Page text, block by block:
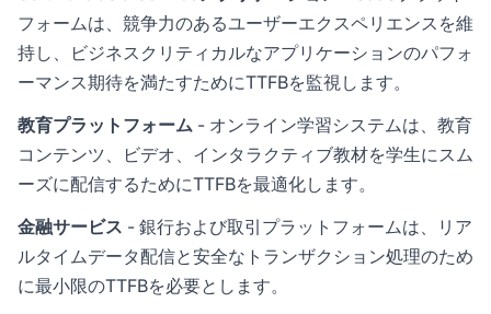
フォームは、競争力のあるユーザーエクスペリエンスを維
持し、ビジネスクリティカルなアプリケーションのパフォ
ーマンス期待を満たすためにTTFBを監視します。
教育プラットフォーム - オンライン学習システムは、教育
コンテンツ、ビデオ、インタラクティブ教材を学生にスム
ーズに配信するためにTTFBを最適化します。
金融サービス - 銀行および取引プラットフォームは、リア
ルタイムデータ配信と安全なトランザクション処理のため
に最小限のTTFBを必要とします。